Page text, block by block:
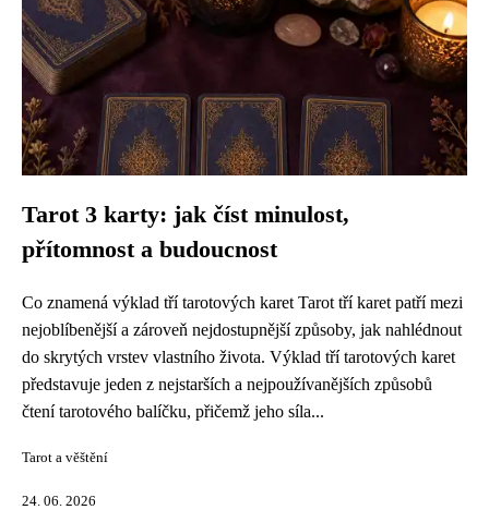
Tarot 3 karty: jak číst minulost,
přítomnost a budoucnost
Co znamená výklad tří tarotových karet Tarot tří karet patří mezi
nejoblíbenější a zároveň nejdostupnější způsoby, jak nahlédnout
do skrytých vrstev vlastního života. Výklad tří tarotových karet
představuje jeden z nejstarších a nejpoužívanějších způsobů
čtení tarotového balíčku, přičemž jeho síla...
Tarot a věštění
24. 06. 2026